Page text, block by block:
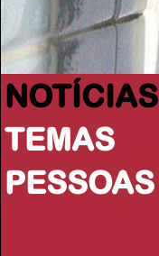
NOTÍCIAS
TEMAS
PESSOAS